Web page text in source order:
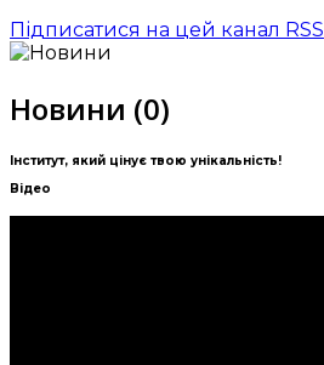
Підписатися на цей канал RSS
Новини (0)
Інститут, який цінує твою унікальність!
Відео